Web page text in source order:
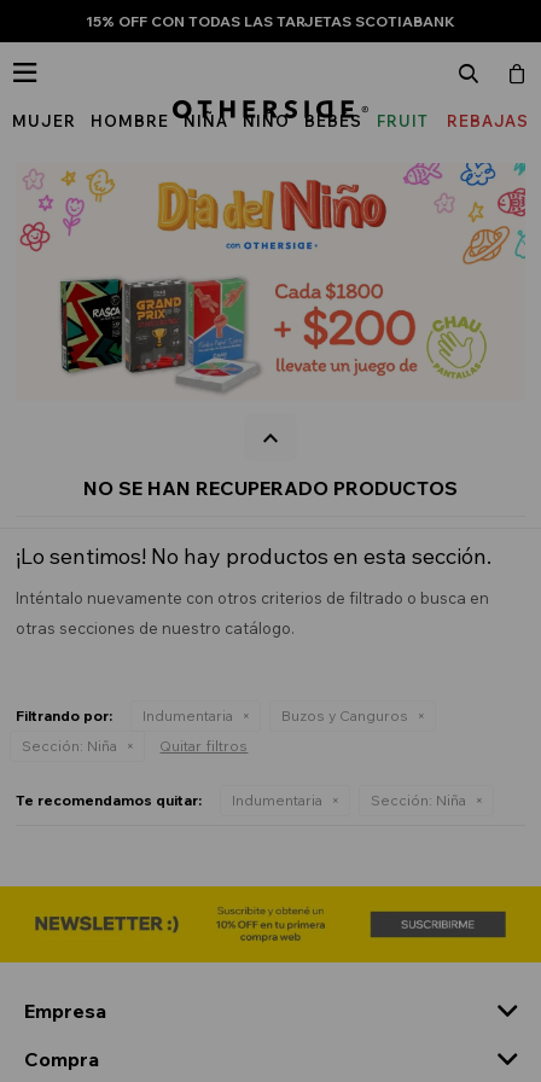
15% OFF CON TODAS LAS TARJETAS SCOTIABANK
MUJER HOMBRE NIÑA NIÑO BEBÉS
FRUIT
THE
LOOM
REBAJAS

NO SE HAN RECUPERADO PRODUCTOS
¡Lo sentimos! No hay productos en esta sección.
Inténtalo nuevamente con otros criterios de filtrado o busca en
otras secciones de nuestro catálogo.
Filtrando por: Indumentaria
Buzos y Canguros
Sección: Niña Quitar filtros
Te recomendamos quitar: Indumentaria Sección: Niña
Empresa
Compra